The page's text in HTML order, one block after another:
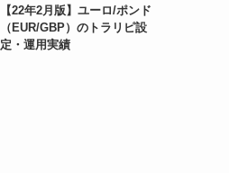
【22年2月版】ユーロ/ポンド
（EUR/GBP）のトラリピ設
定・運用実績